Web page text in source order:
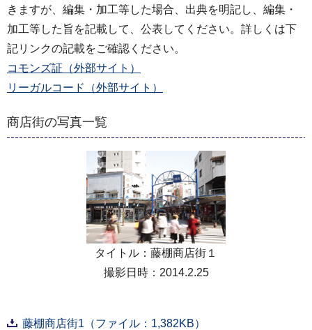
きますが、編集・加工等した場合、出典を明記し、編集・
加工等した旨を記載して、公表してください。詳しくは下
記リンクの記載をご確認ください。
コモンズ証（外部サイト）
リーガルコード（外部サイト）
商店街の写真一覧
タイトル：藤棚商店街１
撮影日時：2014.2.25
藤棚商店街1（ファイル：1,382KB）